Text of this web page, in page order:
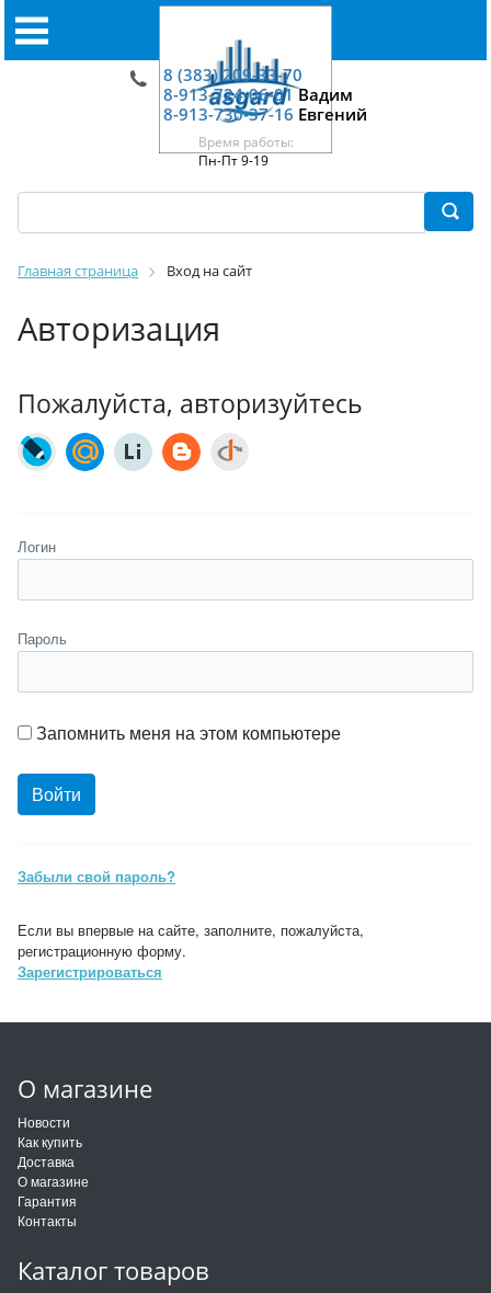
8 (383) 209-33-70
8-913-724-06-01Вадим
8-913-730-37-16 Евгений
Время работы:
Пн-Пт 9-19
Главная страница Вход на сайт
Авторизация
Пожалуйста, авторизуйтесь
Логин
Пароль
Запомнить меня на этом компьютере
Забыли свой пароль?
Если вы впервые на сайте, заполните, пожалуйста,
регистрационную форму.
Зарегистрироваться
О магазине
Новости
Как купить
Доставка
О магазине
Гарантия
Контакты
Каталог товаров